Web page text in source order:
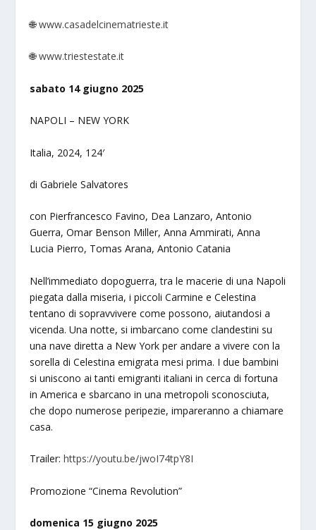
🌐www.casadelcinematrieste.it
🌐www.triestestate.it
sabato 14 giugno 2025
NAPOLI – NEW YORK
Italia, 2024, 124′
di Gabriele Salvatores
con Pierfrancesco Favino, Dea Lanzaro, Antonio
Guerra, Omar Benson Miller, Anna Ammirati, Anna
Lucia Pierro, Tomas Arana, Antonio Catania
Nell’immediato dopoguerra, tra le macerie di una Napoli
piegata dalla miseria, i piccoli Carmine e Celestina
tentano di sopravvivere come possono, aiutandosi a
vicenda. Una notte, si imbarcano come clandestini su
una nave diretta a New York per andare a vivere con la
sorella di Celestina emigrata mesi prima. I due bambini
si uniscono ai tanti emigranti italiani in cerca di fortuna
in America e sbarcano in una metropoli sconosciuta,
che dopo numerose peripezie, impareranno a chiamare
casa.
Trailer:https://youtu.be/jwoI74tpY8I
Promozione “Cinema Revolution”
domenica 15 giugno 2025